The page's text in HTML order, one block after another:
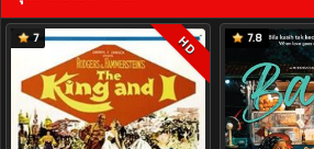
7 HD 7.8